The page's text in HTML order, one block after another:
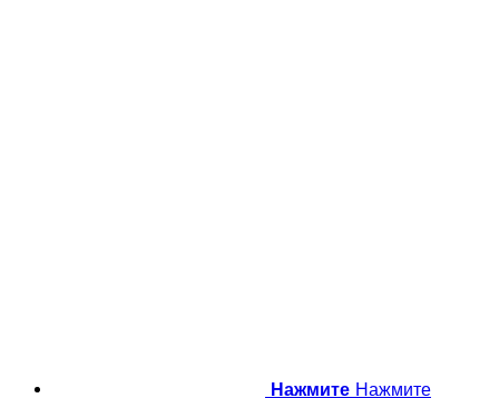
Нажмите Нажмите